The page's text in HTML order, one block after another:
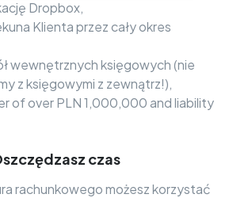
Dropbox,
Klienta przez cały okres
wewnętrznych księgowych (nie
z księgowymi z zewnątrz!),
of over PLN 1,000,000 and liability
czas
rachunkowego możesz korzystać